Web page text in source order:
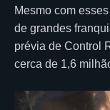
Mesmo com
de grandes
prévia de Control
cerca de 1,6